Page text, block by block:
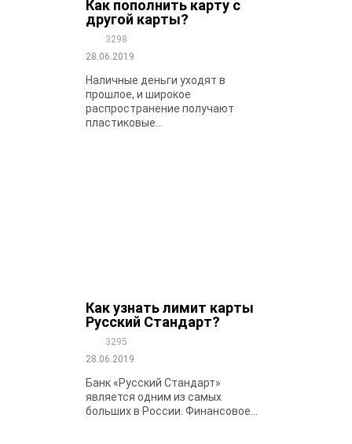
Как пополнить карту с
другой карты?
3298
28.06.2019
Наличные деньги уходят в
прошлое, и широкое
распространение получают
пластиковые...
Как узнать лимит карты
Русский Стандарт?
3295
28.06.2019
Банк «Русский Стандарт»
является одним из самых
больших в России. Финансовое...